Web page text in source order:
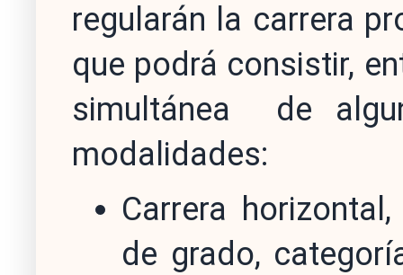
regularán la carrera
que podrá consistir,
simultánea de
modalidades:
Carrera
de grado,